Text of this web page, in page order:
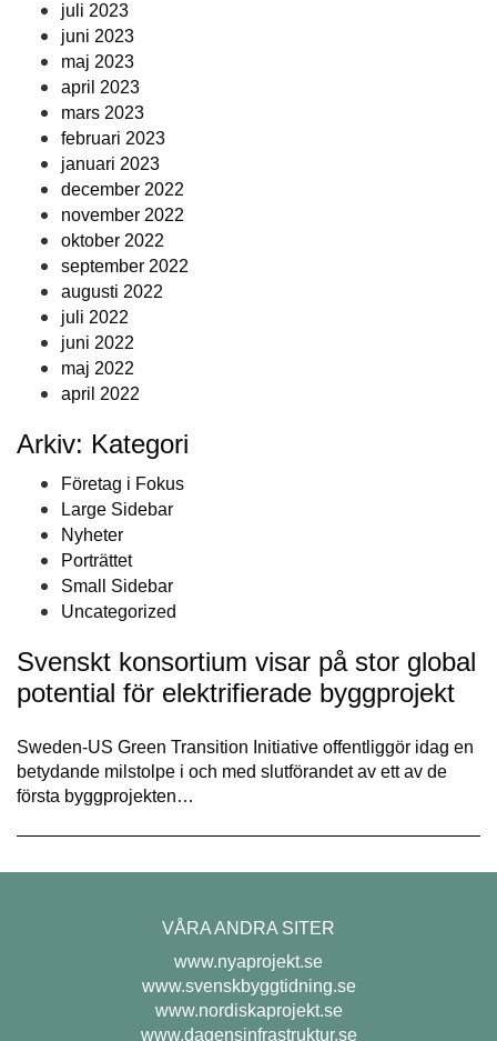
juli 2023
juni 2023
maj 2023
april 2023
mars 2023
februari 2023
januari 2023
december 2022
november 2022
oktober 2022
september 2022
augusti 2022
juli 2022
juni 2022
maj 2022
april 2022
Arkiv: Kategori
Företag i Fokus
Large Sidebar
Nyheter
Porträttet
Small Sidebar
Uncategorized
Svenskt konsortium visar på stor global
potential för elektrifierade byggprojekt
Sweden-US Green Transition Initiative offentliggör idag en
betydande milstolpe i och med slutförandet av ett av de
första byggprojekten…
VÅRA ANDRA SITER
www.nyaprojekt.se
www.svenskbyggtidning.se
www.nordiskaprojekt.se
www.dagensinfrastruktur.se